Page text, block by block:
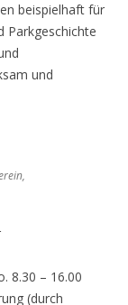
beispielhaft für
Parkgeschichte
und
8.30 – 16.00
(durch